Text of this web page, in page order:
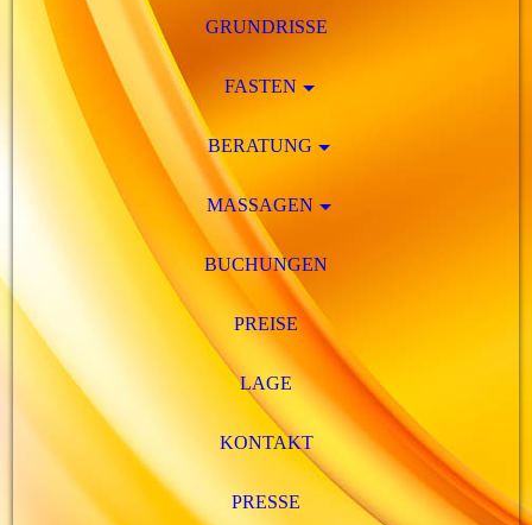
GRUNDRISSE
FASTEN
BERATUNG
MASSAGEN
BUCHUNGEN
PREISE
LAGE
KONTAKT
PRESSE